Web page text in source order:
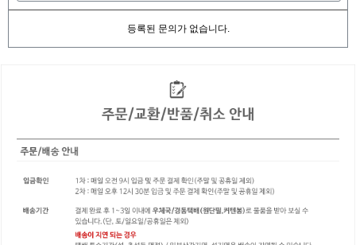
등록된 문의가 없습니다.